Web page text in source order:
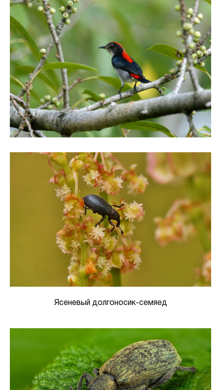
Ясеневый долгоносик-семяед